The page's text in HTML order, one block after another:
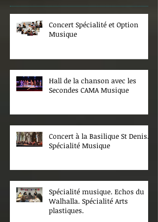
Concert Spécialité et Option
Musique
Hall de la chanson avec les
Secondes CAMA Musique
Concert à la Basilique St Denis.
Spécialité Musique
Spécialité musique. Echos du
Walhalla. Spécialité Arts
plastiques.